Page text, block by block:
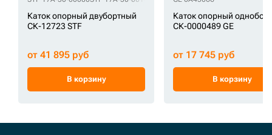
Каток опорный двубортный
СК-12723 STF
от 41 895 руб
В корзину
Каток опорный
СК-0000489 GE
от 17 745 руб
В корзину